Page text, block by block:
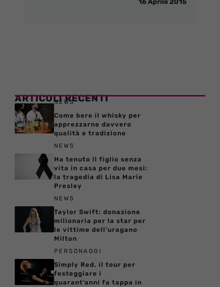
16 Aprile 2015
ARTICOLI RECENTI
NEWS
Come bere il whisky per
apprezzarne davvero
qualità e tradizione
NEWS
Ha tenuto il figlio senza
vita in casa per due mesi:
la tragedia di Lisa Marie
Presley
NEWS
Taylor Swift: donazione
milionaria per la star per
le vittime dell’uragano
Milton
PERSONAGGI
Simply Red, il tour per
festeggiare i
quarant’anni fa tappa in